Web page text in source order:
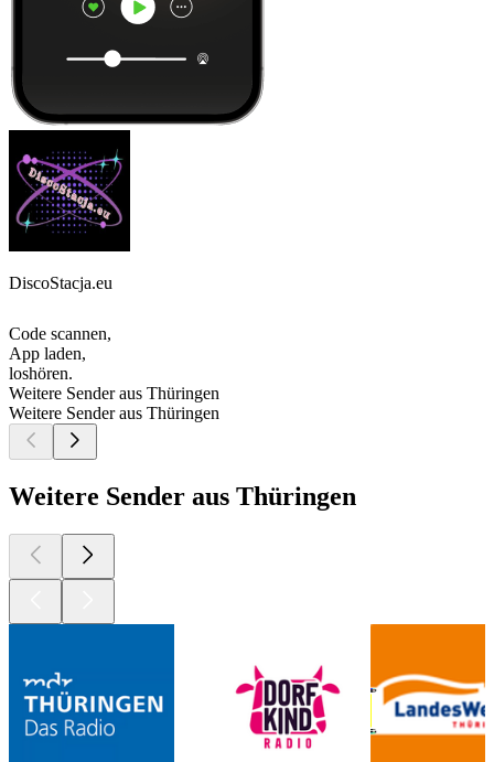
DiscoStacja.eu
Code scannen,
App laden,
loshören.
Weitere Sender aus Thüringen
Weitere Sender aus Thüringen
Weitere Sender aus Thüringen